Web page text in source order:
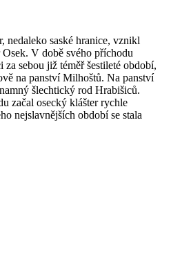
nedaleko saské hranice, vznikl
V době svého příchodu
za sebou již téměř šestileté období,
na panství Milhoštů. Na panství
šlechtický rod Hrabišiců.
začal osecký klášter rychle
nejslavnějších období se stala